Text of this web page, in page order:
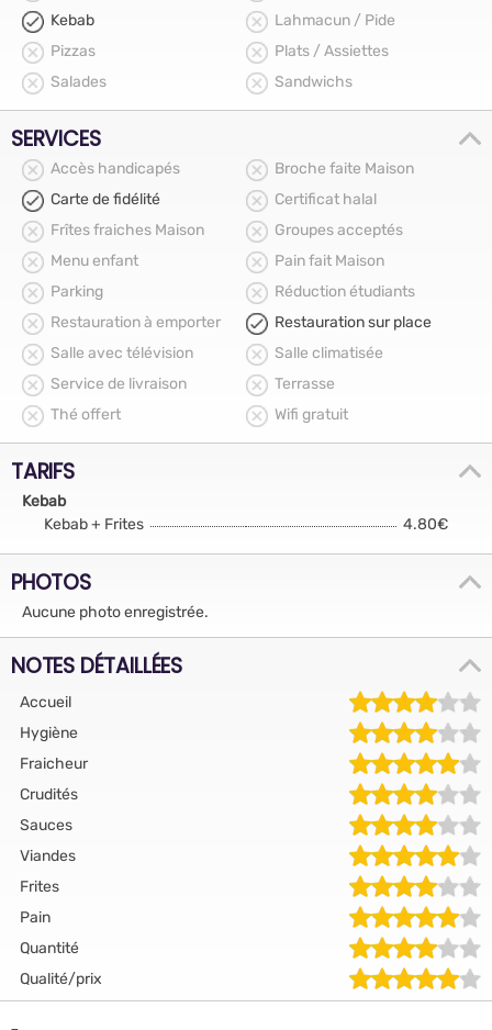
Kebab
Lahmacun / Pide
Pizzas
Plats / Assiettes
Salades
Sandwichs
SERVICES
Accès handicapés
Broche faite Maison
Carte de fidélité
Certificat halal
Frîtes fraiches Maison
Groupes acceptés
Menu enfant
Pain fait Maison
Parking
Réduction étudiants
Restauration à emporter
Restauration sur place
Salle avec télévision
Salle climatisée
Service de livraison
Terrasse
Thé offert
Wifi gratuit
TARIFS
Kebab
Kebab + Frites
4.80€
PHOTOS
Aucune photo enregistrée.
NOTES DÉTAILLÉES
Accueil
Hygiène
Fraicheur
Crudités
Sauces
Viandes
Frites
Pain
Quantité
Qualité/prix